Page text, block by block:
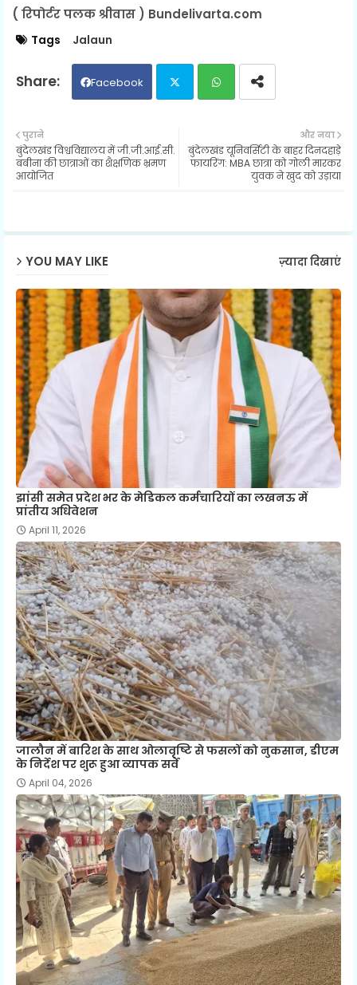
( रिपोर्टर पलक श्रीवास ) Bundelivarta.com
Tags Jalaun
Facebook
ter ats
और नया
बुंदेलखंड यूनिवर्सिटी के बाहर दिनदहाड़े
फायरिंग: MBA छात्रा को गोली मारकर
युवक ने खुद को उड़ाया
पुराने
बुंदेलखंड विश्वविद्यालय में जी.जी.आई.सी.
बबीना की छात्राओं का शैक्षणिक भ्रमण
आयोजित
YOU MAY LIKE ज़्यादा दिखाएं
झांसी समेत प्रदेश भर के मेडिकल कर्मचारियों का लखनऊ में
प्रांतीय अधिवेशन
April 11, 2026
जालौन में बारिश के साथ ओलावृष्टि से फसलों को नुकसान, डीएम
के निर्देश पर शुरू हुआ व्यापक सर्वे
April 04, 2026